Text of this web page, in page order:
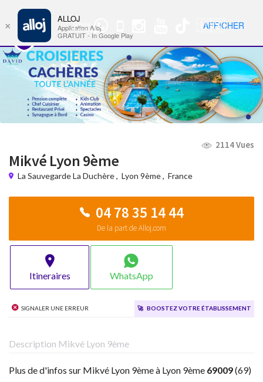
Groupe
WhatsApp
🇺🇸 Nav
2114 Vues
Mikvé Lyon 9ème
La Sauvegarde La Duchère, Lyon 9ème, France
04 78 35 14 44
De la part de Alloj.com
Itineraires WhatsApp
Signaler une erreur 🚀 Boostez votre établissement
Description Mikvé Lyon 9ème
Plus de d'infos sur Mikvé Lyon 9ème à Lyon 9ème 69009(69)
×
ALLOJ
Application Alloj
GRATUIT - In Google Play
AFFICHER